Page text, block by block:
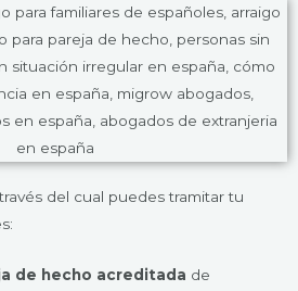
del cual puedes tramitar tu
de hecho acreditada de